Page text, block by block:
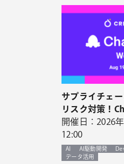
サプライチェ
リスク対策！
ー開催決定！
開催日：2026
12:00
AI AI駆動開発
データ活用